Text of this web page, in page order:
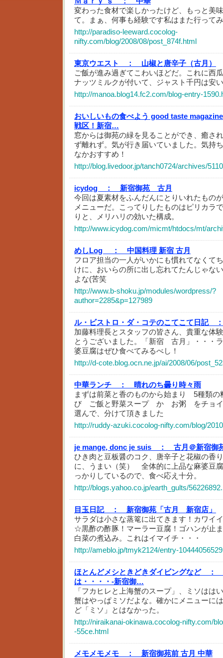
変わった食材で楽しかったけど、もっと美
て。まぁ、何事も経験です私はまた行って
http://paradiso-leeward.cocolog-
nifty.com/blog/2008/08/post_874f.html
東京ウエスト ：
山椒と唐辛子（古月）
ご飯が進み過ぎてこわいほどだ。これに西
ナッツミルクが付いて、ジャスト千円は安
http://manoa.blog14.fc2.com/blog-entry-
おいしいもの食べよう good taste
戦区！新宿…
窓からは御苑の緑を見ることができ、癒さ
ず離れず。気が行き届いていました。気持
なかおすすめ！
http://blog.livedoor.jp/tanch0724/archives/
icydog ：
新宿御苑 古月
今回は夏素材をふんだんにとりいれたもの
メニューだ。こってりしたものはピリカラ
りと、メリハリの効いた構成。
http://www.icydog.com/micmt/htdocs/mt/
めしLog ：
中国料理 新宿 古月
フロア担当の一人がいかにも慣れてなくて
けに、おいらの所に出し忘れてたんじゃな
よな(苦笑
http://www.b-shoku.jp/modules/wordpress/?
author=2285&p=127989
ル・ビストロ・ダ・コテのこてこて日記 ：
加藤料理長とスタッフの皆さん、貴重な体
とうございました。「新宿 古月」・・・
婆豆腐はぜひ食べてみるべし！
http://d-cote.blog.ocn.ne.jp/ai/2008/06/
中華ランチ ：
晴れのち曇り時々雨
まずは前菜と香のものから始まり 5種類の
び ご飯と野菜スープ か お粥 をチョイ
選んで、分けて頂きました
http://ruddy-azuki.cocolog-nifty.com/blog/
je mange, donc je suis ：
古月＠新宿御
ひき肉と豆板醤のコク、唐辛子と花椒の香
に、うまい（笑） 全体的に上品な麻婆豆
っかりしているので、食べ応え十分。
http://blogs.yahoo.co.jp/earth_gults/
目玉日記 ：
新宿御苑「古月 新宿店」
サラダは小さな蒸篭に出てきます！カワイ
☆黒酢の酢豚！マーラー豆腐！ゴハンが止
白菜の煮込み。これはイマイチ・・・
http://ameblo.jp/tmyk2124/entry-
ほとんどメシときどきダイビングなど ：
は・・・・-新宿御…
「フカヒレと上海蟹のスープ」、ミソはは
蟹はやっぱミソだよな。確かにメニューに
ど「ミソ」とはなかった。
http://niraikanai-okinawa.cocolog-nifty.com/
-55ce.html
メモメモメモ ：
新宿御苑前 古月 中華